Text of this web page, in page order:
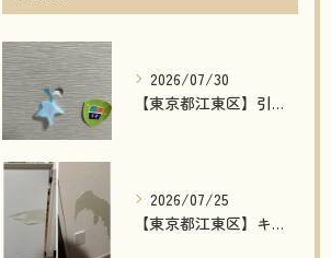
2026/07/30
【東京都江東区】引き戸の穴補修｜模様付き建具もリペアで自然な仕上がり！費用削減・短納期で対応
2026/07/25
【東京都江東区】キッチンカウンター下・玄関の壁剥がれを補修｜石膏ボードから丁寧に修復した施工事例